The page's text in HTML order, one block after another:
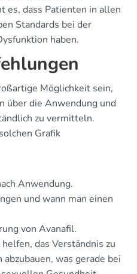
es, dass Patienten in allen
Standards bei der
haben.
Möglichkeit sein,
über die Anwendung und
zu vermitteln.
Grafik
Anwendung.
und wann man einen
von Avanafil.
das Verständnis zu
was gerade bei